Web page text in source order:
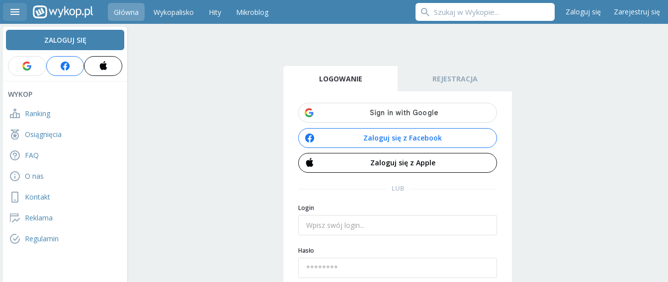
Główna Wykopalisko Hity Mikroblog Zaloguj się Zarejestruj się
ZALOGUJ SIĘ
WYKOP
Ranking
Osiągnięcia
FAQ
O nas
Kontakt
Reklama
Regulamin
LOGOWANIE REJESTRACJA
Zaloguj się z Facebook
Zaloguj się z Apple
LUB
Login
Hasło